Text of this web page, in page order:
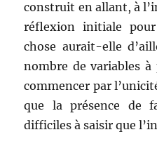
construit en allant, à
réflexion initiale
chose aurait-elle
nombre de variables
commencer par
que la présence de
difficiles à saisir que